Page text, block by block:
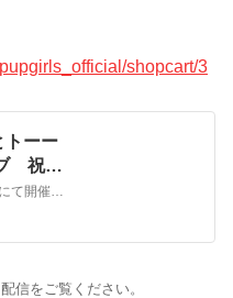
shopcart/3
トーー
祝勝
7月29日東京・下北沢ろくでもない夜にて開催される「アップアップガールズの歌とトーーク アプガプロレス単独ライブ 祝勝会＆反省会 」の模様を生配信！ ■イベントタイトル アップアップガールズの歌とトーークアプガプロレス単独ライブ 祝勝会＆反省会 ■配信日..
信をご覧ください。